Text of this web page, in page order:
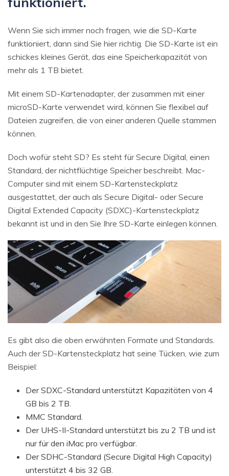
Wenn Sie sich immer noch fragen, wie die SD-Karte
funktioniert, dann sind Sie hier richtig. Die SD-Karte ist ein
schickes kleines Gerät, das eine Speicherkapazität von
mehr als 1 TB bietet.
Mit einem SD-Kartenadapter, der zusammen mit einer
microSD-Karte verwendet wird, können Sie flexibel auf
Dateien zugreifen, die von einer anderen Quelle stammen
können.
Doch wofür steht SD? Es steht für Secure Digital, einen
Standard, der nichtflüchtige Speicher beschreibt. Mac-
Computer sind mit einem SD-Kartensteckplatz
ausgestattet, der auch als Secure Digital- oder Secure
Digital Extended Capacity (SDXC)-Kartensteckplatz
bekannt ist und in den Sie Ihre SD-Karte einlegen können.
Es gibt also die oben erwähnten Formate und Standards.
Auch der SD-Kartensteckplatz hat seine Tücken, wie zum
Beispiel:
Der SDXC-Standard unterstützt Kapazitäten von 4
GB bis 2 TB.
MMC Standard.
Der UHS-II-Standard unterstützt bis zu 2 TB und ist
nur für den iMac pro verfügbar.
Der SDHC-Standard (Secure Digital High Capacity)
unterstützt 4 bis 32 GB.